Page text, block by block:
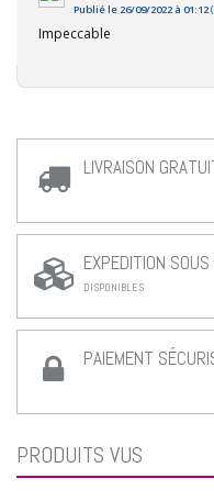
Publié le 26/09/2022 à 01:12
Impeccable
LIVRAISON
EXPEDITION
DISPONIBLES
PAIEMENT
PRODUITS VUS